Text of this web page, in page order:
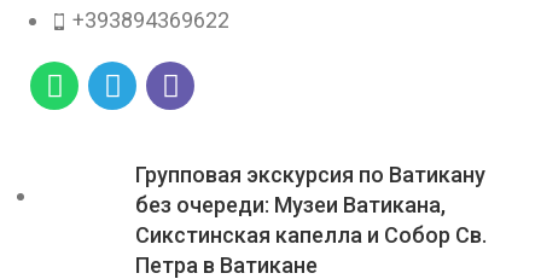
+393894369622
Групповая экскурсия по Ватикану
без очереди: Музеи Ватикана,
Сикстинская капелла и Собор Св.
Петра в Ватикане